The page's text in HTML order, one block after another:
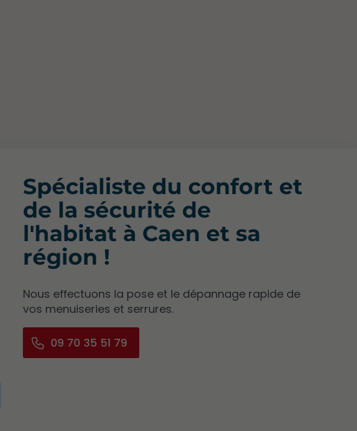
Spécialiste du confort et
de la sécurité de
l'habitat à Caen et sa
région !
Nous effectuons la pose et le dépannage rapide de
vos menuiseries et serrures.
09 70 35 51 79